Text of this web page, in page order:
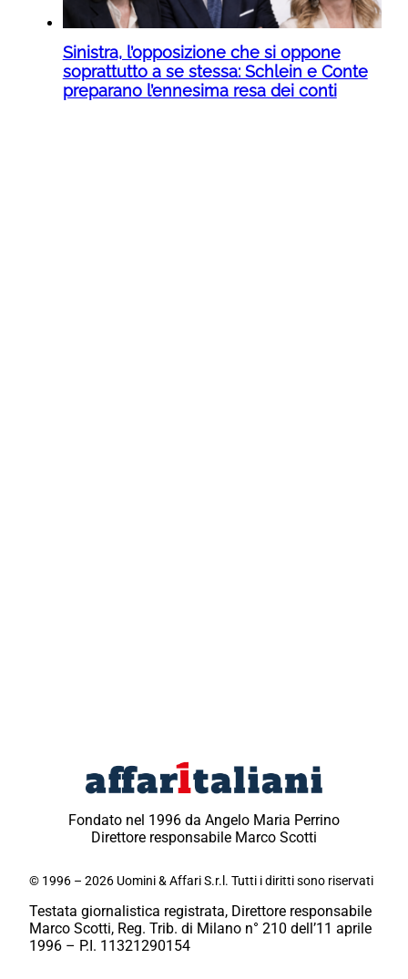
Sinistra, l’opposizione che si oppone
soprattutto a se stessa: Schlein e Conte
preparano l’ennesima resa dei conti
Fondato nel 1996 da Angelo Maria Perrino
Direttore responsabile Marco Scotti
© 1996 – 2026 Uomini & Affari S.r.l. Tutti i diritti sono riservati
Testata giornalistica registrata, Direttore responsabile
Marco Scotti, Reg. Trib. di Milano n° 210 dell’11 aprile
1996 – P.I. 11321290154